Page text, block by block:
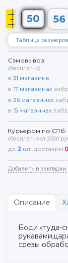
50 56
Таблица размеров
Самовывоз:
(бесплатно)
в 31 магазине
в 17 магазинах
в 26 магазинах
в 15 магазинах
Курьером по СПб:
(бесплатно от 2500
до 2 шт. доставим
Добавить в закладки
Описание
Боди «туда-
срезы